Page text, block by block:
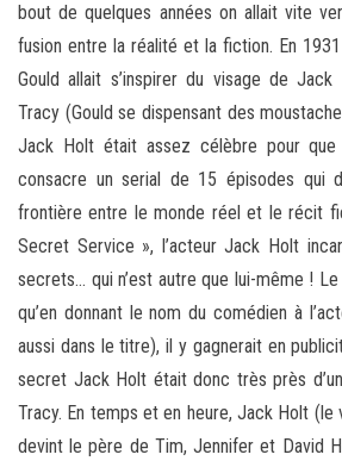
bout de quelques années on allait vite
fusion entre la réalité et la fiction. En
Gould allait s’inspirer du visage de
Tracy (Gould se dispensant des
Jack Holt était assez célèbre pour que
consacre un serial de 15 épisodes qui
frontière entre le monde réel et le récit
Secret Service », l’acteur Jack Holt
secrets… qui n’est autre que lui-même !
qu’en donnant le nom du comédien à
aussi dans le titre), il y gagnerait en
secret Jack Holt était donc très près
Tracy. En temps et en heure, Jack Holt (le
devint le père de Tim, Jennifer et David